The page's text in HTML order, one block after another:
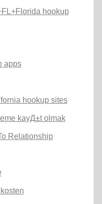
hookup
apps
hookup sites
kayД±t olmak
Relationship